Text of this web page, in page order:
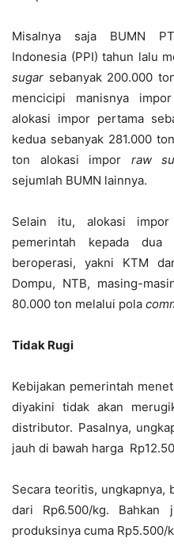
Misalnya saja BUMN
Indonesia (PPI) tahun lalu
sugar sebanyak 200.000
mencicipi manisnya
alokasi impor pertama
kedua sebanyak 281.000 ton
ton alokasi impor raw
sejumlah BUMN lainnya.
Selain itu, alokasi
pemerintah kepada
beroperasi, yakni KTM
Dompu, NTB, masing-
80.000 ton melalui pola
Tidak Rugi
Kebijakan pemerintah
diyakini tidak akan
distributor. Pasalnya,
jauh di bawah harga
Secara teoritis, ungkapnya,
dari Rp6.500/kg. Bahkan
produksinya cuma Rp5.500/